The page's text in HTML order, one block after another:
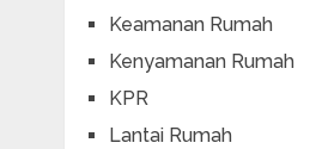
Keamanan Rumah
Kenyamanan Rumah
KPR
Lantai Rumah